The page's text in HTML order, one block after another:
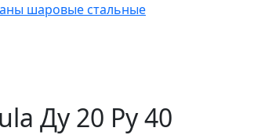
шаровые стальные
Ду 20 Ру 40